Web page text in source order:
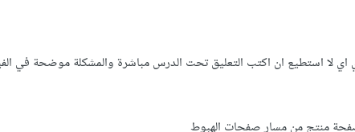
لا استطيع ان اكتب التعليق تحت الدرس مباشرة والمشكلة موضحة في